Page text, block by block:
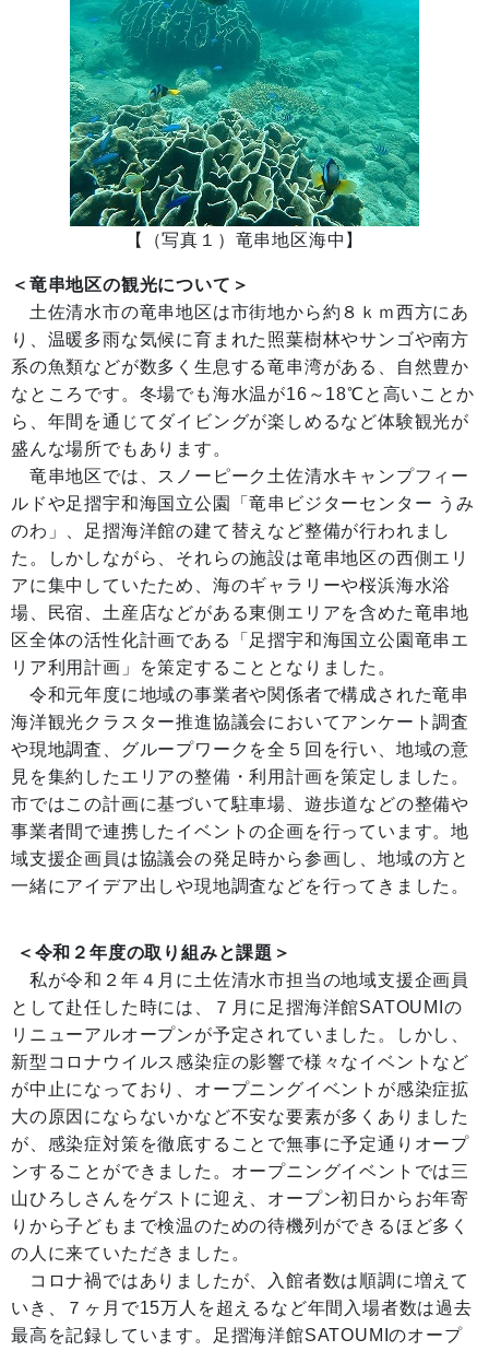
【（写真１）竜串地区海中】
＜ 竜串地区の観光について ＞
土佐清水市の竜串地区は市街地から約８ｋｍ西方にあ
り、温暖多雨な気候に育まれた照葉樹林やサンゴや南方
系の魚類などが数多く生息する竜串湾がある、自然豊か
なところです。冬場でも海水温が16～18℃と高いことか
ら、年間を通じてダイビングが楽しめるなど体験観光が
盛んな場所でもあります。
竜串地区では、スノーピーク土佐清水キャンプフィー
ルドや足摺宇和海国立公園「竜串ビジターセンター うみ
のわ」、足摺海洋館の建て替えなど整備が行われまし
た。しかしながら、それらの施設は竜串地区の西側エリ
アに集中していたため、海のギャラリーや桜浜海水浴
場、民宿、土産店などがある東側エリアを含めた竜串地
区全体の活性化計画である「足摺宇和海国立公園竜串エ
リア利用計画」を策定することとなりました。
令和元年度に地域の事業者や関係者で構成された竜串
海洋観光クラスター推進協議会においてアンケート調査
や現地調査、グループワークを全５回を行い、地域の意
見を集約したエリアの整備・利用計画を策定しました。
市ではこの計画に基づいて駐車場、遊歩道などの整備や
事業者間で連携したイベントの企画を行っています。地
域支援企画員は協議会の発足時から参画し、地域の方と
一緒にアイデア出しや現地調査などを行ってきました。
＜ 令和２年度の取り組みと課題 ＞
私が令和２年４月に土佐清水市担当の地域支援企画員
として赴任した時には、７月に足摺海洋館SATOUMIの
リニューアルオープンが予定されていました。しかし、
新型コロナウイルス感染症の影響で様々なイベントなど
が中止になっており、オープニングイベントが感染症拡
大の原因にならないかなど不安な要素が多くありました
が、感染症対策を徹底することで無事に予定通りオープ
ンすることができました。オープニングイベントでは三
山ひろしさんをゲストに迎え、オープン初日からお年寄
りから子どもまで検温のための待機列ができるほど多く
の人に来ていただきました。
コロナ禍ではありましたが、入館者数は順調に増えて
いき、７ヶ月で15万人を超えるなど年間入場者数は過去
最高を記録しています。足摺海洋館SATOUMIのオープ